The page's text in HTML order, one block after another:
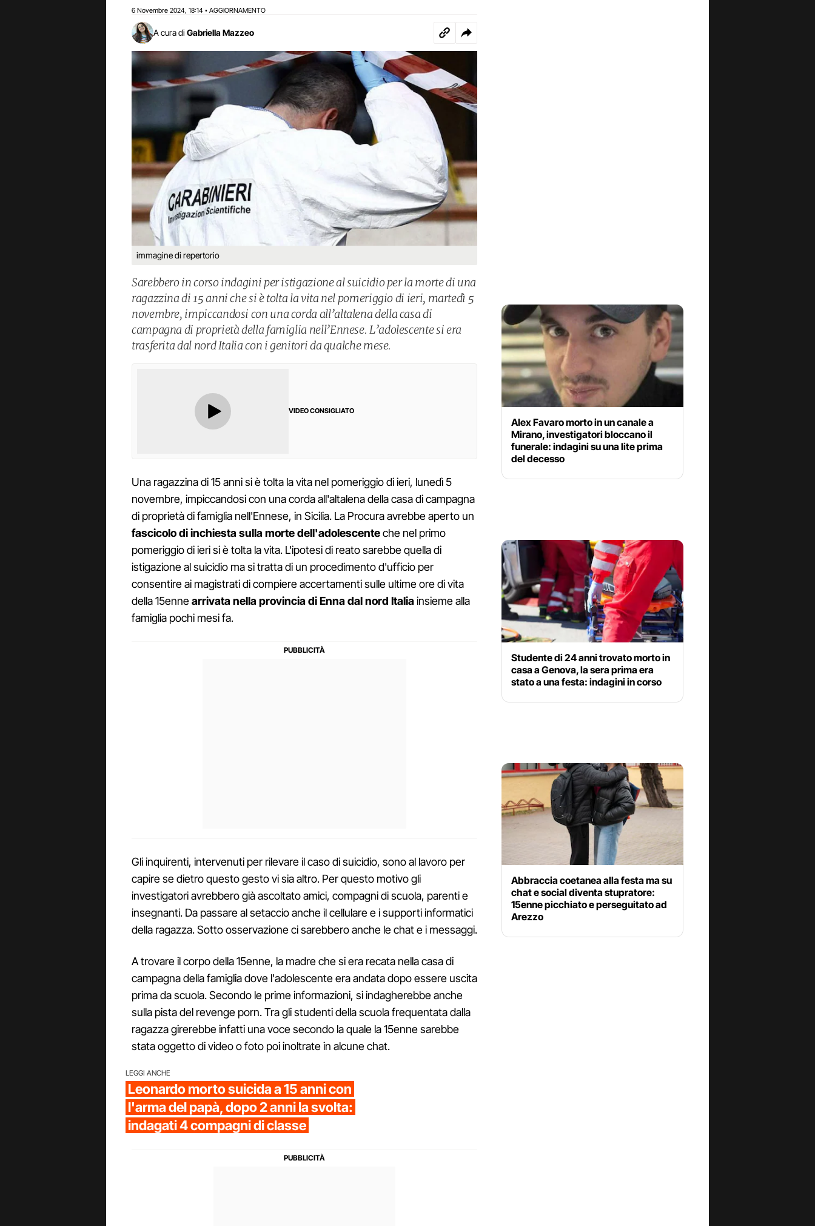
6 Novembre 2024 18:14 • AGGIORNAMENTO
A cura di Gabriella Mazzeo
immagine di repertorio
Sarebbero in corso indagini per istigazione al suicidio per la morte di una
ragazzina di 15 anni che si è tolta la vita nel pomeriggio di ieri, martedì 5
novembre, impiccandosi con una corda all’altalena della casa di
campagna di proprietà della famiglia nell’Ennese. L’adolescente si era
trasferita dal nord Italia con i genitori da qualche mese.
VIDEO CONSIGLIATO
Una ragazzina di 15 anni si è tolta la vita nel pomeriggio di ieri, lunedì 5
novembre, impiccandosi con una corda all'altalena della casa di campagna
di proprietà di famiglia nell'Ennese, in Sicilia. La Procura avrebbe aperto un
fascicolo di inchiesta sulla morte dell'adolescenteche nel primo
pomeriggio di ieri si è tolta la vita. L'ipotesi di reato sarebbe quella di
istigazione al suicidio ma si tratta di un procedimento d'ufficio per
consentire ai magistrati di compiere accertamenti sulle ultime ore di vita
della 15ennearrivata nella provincia di Enna dal nord Italiainsieme alla
famiglia pochi mesi fa.
Gli inquirenti, intervenuti per rilevare il caso di suicidio, sono al lavoro per
capire se dietro questo gesto vi sia altro. Per questo motivo gli
investigatori avrebbero già ascoltato amici, compagni di scuola, parenti e
insegnanti. Da passare al setaccio anche il cellulare e i supporti informatici
della ragazza. Sotto osservazione ci sarebbero anche le chat e i messaggi.
A trovare il corpo della 15enne, la madre che si era recata nella casa di
campagna della famiglia dove l'adolescente era andata dopo essere uscita
prima da scuola. Secondo le prime informazioni, si indagherebbe anche
sulla pista del revenge porn. Tra gli studenti della scuola frequentata dalla
ragazza girerebbe infatti una voce secondo la quale la 15enne sarebbe
stata oggetto di video o foto poi inoltrate in alcune chat.
LEGGI ANCHE
Leonardo morto suicida a 15 anni con
l'arma del papà, dopo 2 anni la svolta:
indagati 4 compagni di classe
Alex Favaro morto in un canale a
Mirano, investigatori bloccano il
funerale: indagini su una lite prima
del decesso
Studente di 24 anni trovato morto in
casa a Genova, la sera prima era
stato a una festa: indagini in corso
Abbraccia coetanea alla festa ma su
chat e social diventa stupratore:
15enne picchiato e perseguitato ad
Arezzo